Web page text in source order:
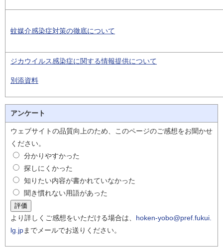
蚊媒介感染症対策の徹底について
ジカウイルス感染症に関する情報提供について
別添資料
アンケート
ウェブサイトの品質向上のため、このページのご感想をお聞かせ
ください。
分かりやすかった
探しにくかった
知りたい内容が書かれていなかった
聞き慣れない用語があった
より詳しくご感想をいただける場合は、 hoken-yobo@pref.fukui.
lg.jpまでメールでお送りください。